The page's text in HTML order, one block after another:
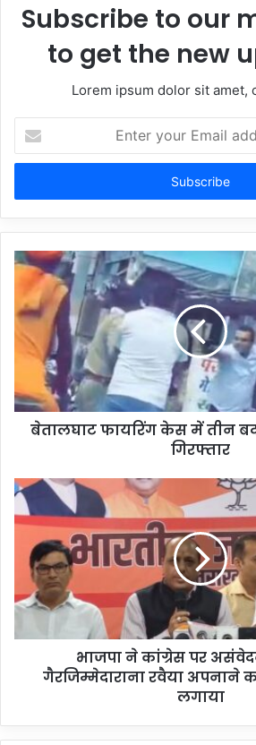
Subscribe to our
to get the new
Lorem ipsum dolor sit amet,
your
Email
बेतालघाट फायरिंग केस में तीन
गिरफ्तार
भाजपा ने कांग्रेस पर
गैरजिम्मेदाराना रवैया अपनाने
लगाया